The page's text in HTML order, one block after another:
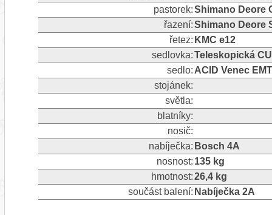
pastorek:Shimano Deore
řazení:Shimano Deore
řetez: KMC e12
sedlovka:Teleskopická
sedlo: ACID Venec
stojánek:
světla:
blatníky:
nosič:
nabíječka: Bosch 4A
nosnost: 135 kg
hmotnost:26,4 kg
součást balení: Nabíječka 2A